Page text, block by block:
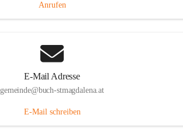
Anrufen
E-Mail Adresse
gemeinde@buch-stmagdalena.at
E-Mail schreiben